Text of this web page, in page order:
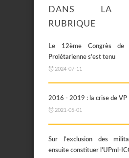
DANS LA
RUBRIQUE
Le 12ème Congrès de
Prolétarienne s’est tenu
2024-07-11
2016 - 2019 : la crise de VP
2021-05-01
Sur l’exclusion des
ensuite constituer l’UPml-